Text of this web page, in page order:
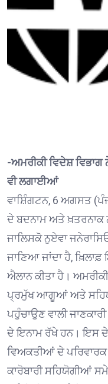
-ਅਮਰੀਕੀ ਵਿਦੇਸ਼
ਵੀ ਲਗਾਈਆਂ
ਵਾਸ਼ਿੰਗਟਨ, 6 ਅਗਸਤ
ਦੇ ਬਦਨਾਮ ਅਤੇ ਖ਼ਤਰਨਾਕ
ਜਾਲਿਸਕੋ ਨੁਏਵਾ
ਜਾਣਿਆ ਜਾਂਦਾ ਹੈ,
ਐਲਾਨ ਕੀਤਾ ਹੈ।
ਪ੍ਰਮੁੱਖ ਆਗੂਆਂ ਅਤੇ
ਪਹੁੰਚਾਉਣ ਵਾਲੀ
ਦੇ ਇਨਾਮ ਰੱਖੇ ਹਨ। ਇਸ ਦੇ
ਵਿਅਕਤੀਆਂ ਦੇ
ਕਾਰੋਬਾਰੀ ਸਹਿਯੋਗੀਆਂ